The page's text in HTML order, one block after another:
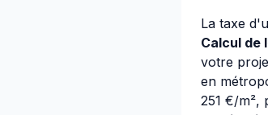
La taxe
Calcul de
votre
en
251 €/m²,